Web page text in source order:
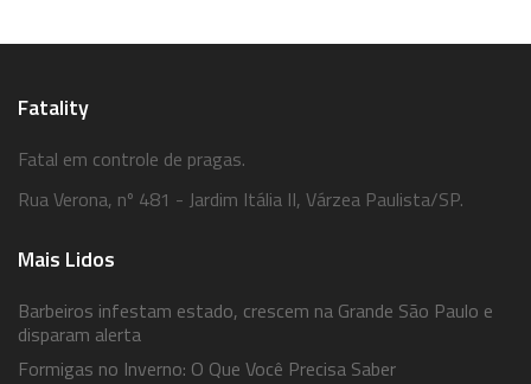
Fatality
Fatal em controle de pragas.
Rua Verona, nº 481 - Jardim Itália II, Várzea Paulista/SP.
Mais Lidos
Barbeiros infestam estado, crescem na Grande São Paulo e
disparam alerta
Formigas no Inverno: O Que Você Precisa Saber